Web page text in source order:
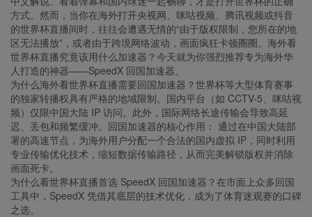
方式。然而，当你在海外打开央视网、咪咕视频、腾讯视频或抖音
的世界杯直播间时，往往会遭遇无情的“由于版权限制，您所在的地
区无法播放”，或者由于跨境网络波动，画面疯狂卡顿圈圈。海外看
世界杯直播究竟该用什么加速器？今天就为你强烈推荐专为海外华
人打造的神器——SpeedX 回国加速器。
为什么海外看世界杯直播需要回国加速器？世界杯等大型体育赛事
的独家转播权具有严格的地域限制。国内平台（如 CCTV-5、咪咕视
频）仅限中国大陆 IP 访问。此外，国际网络长途传输会导致高延
迟、丢包和频繁缓冲。回国加速器的核心作用： 通过在中国大陆部
署的高速节点，为海外用户分配一个合法的国内虚拟 IP，同时利用
专业传输优化技术，缩短数据传输路径，从而完美解锁版权并消除
画面死卡。
为什么看世界杯直播首选 SpeedX 回国加速器？在市面上众多回国
工具中，SpeedX 凭借其底层的技术优化，成为了体育迷观赛的口碑
之选。